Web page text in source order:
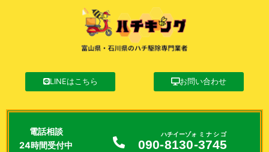
LINEはこちら お問い合わせ
電話相談
24時間受付中
090-8130
ハチイーゾォ
-3745
ミナシゴ